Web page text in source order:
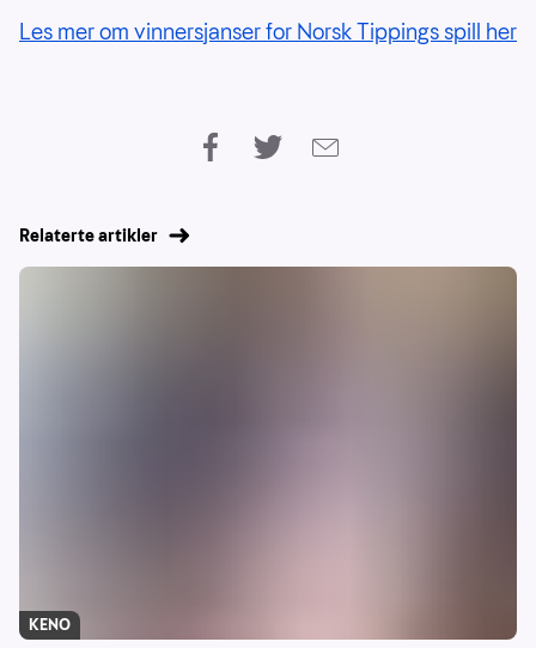
Les mer om vinnersjanser for Norsk Tippings spill her
Relaterte artikler
KENO